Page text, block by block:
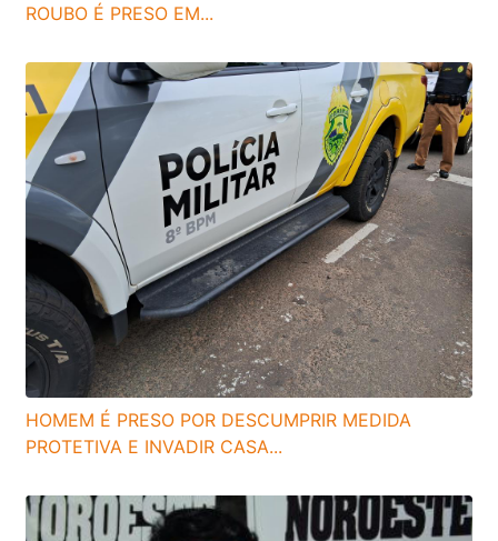
ROUBO É PRESO EM...
HOMEM É PRESO POR DESCUMPRIR MEDIDA
PROTETIVA E INVADIR CASA...